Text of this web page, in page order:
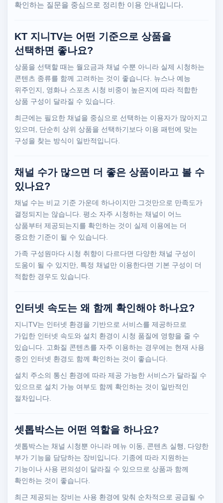
확인하는 질문을 중심으로 정리한 이용 안내입니다.
KT 지니TV는 어떤 기준으로 상품을
선택하면 좋나요?
상품을 선택할 때는 월요금과 채널 수뿐 아니라 실제 시청하는
콘텐츠 종류를 함께 고려하는 것이 좋습니다. 뉴스나 예능
위주인지, 영화나 스포츠 시청 비중이 높은지에 따라 적합한
상품 구성이 달라질 수 있습니다.
최근에는 필요한 채널을 중심으로 선택하는 이용자가 많아지고
있으며, 단순히 상위 상품을 선택하기보다 이용 패턴에 맞는
구성을 찾는 방식이 일반적입니다.
채널 수가 많으면 더 좋은 상품이라고 볼 수
있나요?
채널 수는 비교 기준 가운데 하나이지만 그것만으로 만족도가
결정되지는 않습니다. 평소 자주 시청하는 채널이 어느
상품부터 제공되는지를 확인하는 것이 실제 이용에는 더
중요한 기준이 될 수 있습니다.
가족 구성원마다 시청 취향이 다르다면 다양한 채널 구성이
도움이 될 수 있지만, 특정 채널만 이용한다면 기본 구성이 더
적합한 경우도 있습니다.
인터넷 속도는 왜 함께 확인해야 하나요?
지니TV는 인터넷 환경을 기반으로 서비스를 제공하므로
가입한 인터넷 속도와 설치 환경이 시청 품질에 영향을 줄 수
있습니다. 고화질 콘텐츠를 자주 이용하는 경우에는 현재 사용
중인 인터넷 환경도 함께 확인하는 것이 좋습니다.
설치 주소의 통신 환경에 따라 제공 가능한 서비스가 달라질 수
있으므로 설치 가능 여부도 함께 확인하는 것이 일반적인
절차입니다.
셋톱박스는 어떤 역할을 하나요?
셋톱박스는 채널 시청뿐 아니라 메뉴 이동, 콘텐츠 실행, 다양한
부가 기능을 담당하는 장비입니다. 기종에 따라 지원하는
기능이나 사용 편의성이 달라질 수 있으므로 상품과 함께
확인하는 것이 좋습니다.
최근 제공되는 장비는 사용 환경에 맞춰 순차적으로 공급될 수